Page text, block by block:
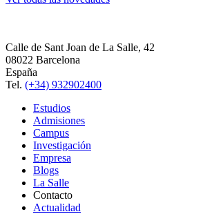
Calle de Sant Joan de La Salle, 42
08022 Barcelona
España
Tel. (+34) 932902400
Estudios
Admisiones
Campus
Investigación
Empresa
Blogs
La Salle
Contacto
Actualidad